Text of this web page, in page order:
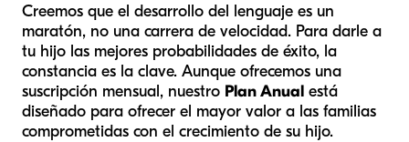
Creemos que el desarrollo del lenguaje es un
maratón, no una carrera de velocidad. Para darle a
tu hijo las mejores probabilidades de éxito, la
constancia es la clave. Aunque ofrecemos una
suscripción mensual, nuestro Plan Anual está
diseñado para ofrecer el mayor valor a las familias
comprometidas con el crecimiento de su hijo.